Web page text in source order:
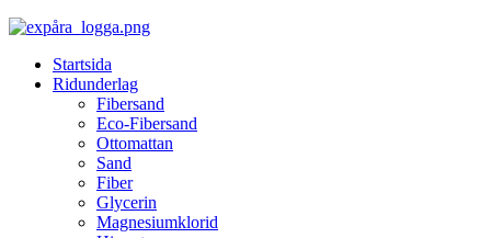
Startsida
Ridunderlag
Fibersand
Eco-Fibersand
Ottomattan
Sand
Fiber
Glycerin
Magnesiumklorid